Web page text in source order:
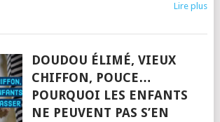
Lire plus
DOUDOU ÉLIMÉ, VIEUX
CHIFFON, POUCE…
POURQUOI LES ENFANTS
NE PEUVENT PAS S’EN